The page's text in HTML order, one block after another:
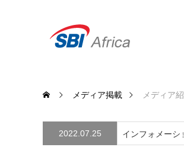
メディア掲載 メディア
2022.07.25 インフォメーシ